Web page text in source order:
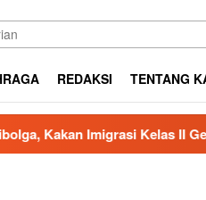
REDAKSI TENTANG
Imigrasi Kelas II Gercep